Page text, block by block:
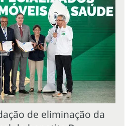
de eliminação da